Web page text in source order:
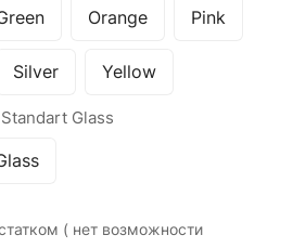
Orange Pink
Silver Yellow
Standart Glass
( нет возможности